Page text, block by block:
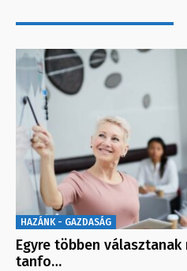
HAZÁNK - GAZDASÁG
Egyre többen
tanfo…